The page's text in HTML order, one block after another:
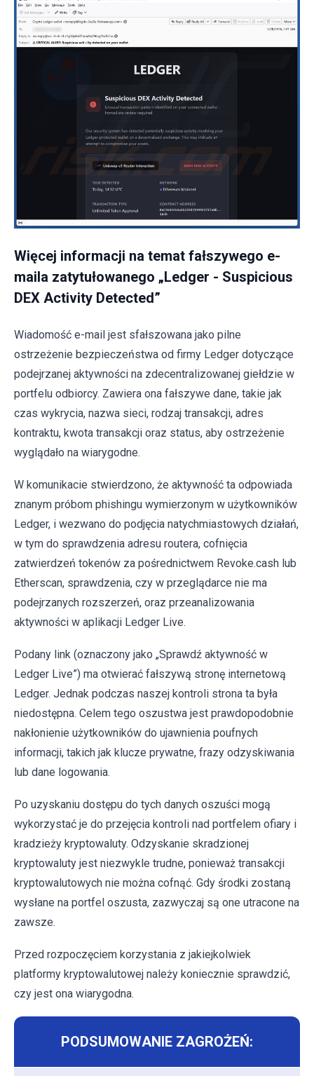
Więcej informacji na temat fałszywego e-
maila zatytułowanego „Ledger - Suspicious
DEX Activity Detected”
Wiadomość e-mail jest sfałszowana jako pilne
ostrzeżenie bezpieczeństwa od firmy Ledger dotyczące
podejrzanej aktywności na zdecentralizowanej giełdzie w
portfelu odbiorcy. Zawiera ona fałszywe dane, takie jak
czas wykrycia, nazwa sieci, rodzaj transakcji, adres
kontraktu, kwota transakcji oraz status, aby ostrzeżenie
wyglądało na wiarygodne.
W komunikacie stwierdzono, że aktywność ta odpowiada
znanym próbom phishingu wymierzonym w użytkowników
Ledger, i wezwano do podjęcia natychmiastowych działań,
w tym do sprawdzenia adresu routera, cofnięcia
zatwierdzeń tokenów za pośrednictwem Revoke.cash lub
Etherscan, sprawdzenia, czy w przeglądarce nie ma
podejrzanych rozszerzeń, oraz przeanalizowania
aktywności w aplikacji Ledger Live.
Podany link (oznaczony jako „Sprawdź aktywność w
Ledger Live”) ma otwierać fałszywą stronę internetową
Ledger. Jednak podczas naszej kontroli strona ta była
niedostępna. Celem tego oszustwa jest prawdopodobnie
nakłonienie użytkowników do ujawnienia poufnych
informacji, takich jak klucze prywatne, frazy odzyskiwania
lub dane logowania.
Po uzyskaniu dostępu do tych danych oszuści mogą
wykorzystać je do przejęcia kontroli nad portfelem ofiary i
kradzieży kryptowaluty. Odzyskanie skradzionej
kryptowaluty jest niezwykle trudne, ponieważ transakcji
kryptowalutowych nie można cofnąć. Gdy środki zostaną
wysłane na portfel oszusta, zazwyczaj są one utracone na
zawsze.
Przed rozpoczęciem korzystania z jakiejkolwiek
platformy kryptowalutowej należy koniecznie sprawdzić,
czy jest ona wiarygodna.
PODSUMOWANIE ZAGROŻEŃ: